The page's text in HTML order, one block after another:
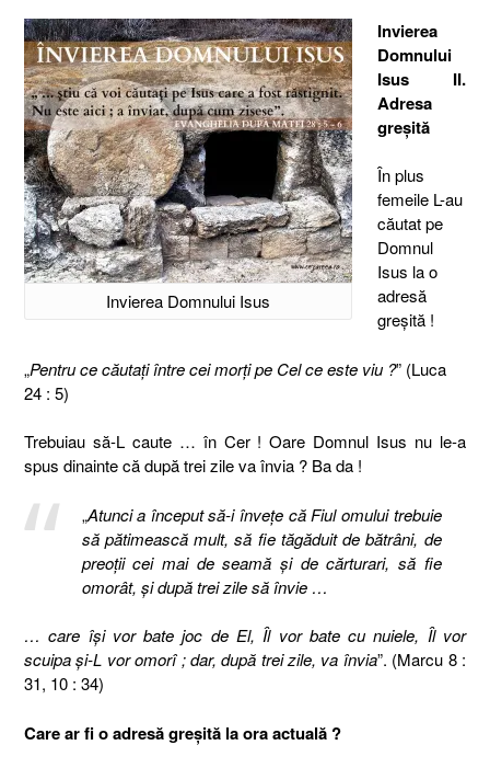
Invierea Domnului Isus
Invierea
Domnului
Isus II.
Adresa
greşită
În plus
femeile L-au
căutat pe
Domnul
Isus la o
adresă
greşită !
„Pentru ce căutaţi între cei morţi pe Cel ce este viu ?” (Luca
24 : 5)
Trebuiau să-L caute … în Cer ! Oare Domnul Isus nu le-a
spus dinainte că după trei zile va învia ? Ba da !
„Atunci a început să-i înveţe că Fiul omului trebuie
să pătimească mult, să fie tăgăduit de bătrâni, de
preoţii cei mai de seamă şi de cărturari, să fie
omorât, şi după trei zile să învie …
… care îşi vor bate joc de El, Îl vor bate cu nuiele, Îl vor
scuipa şi-L vor omorî ; dar, după trei zile, va învia”. (Marcu 8 :
31, 10 : 34)
Care ar fi o adresă greşită la ora actuală ?